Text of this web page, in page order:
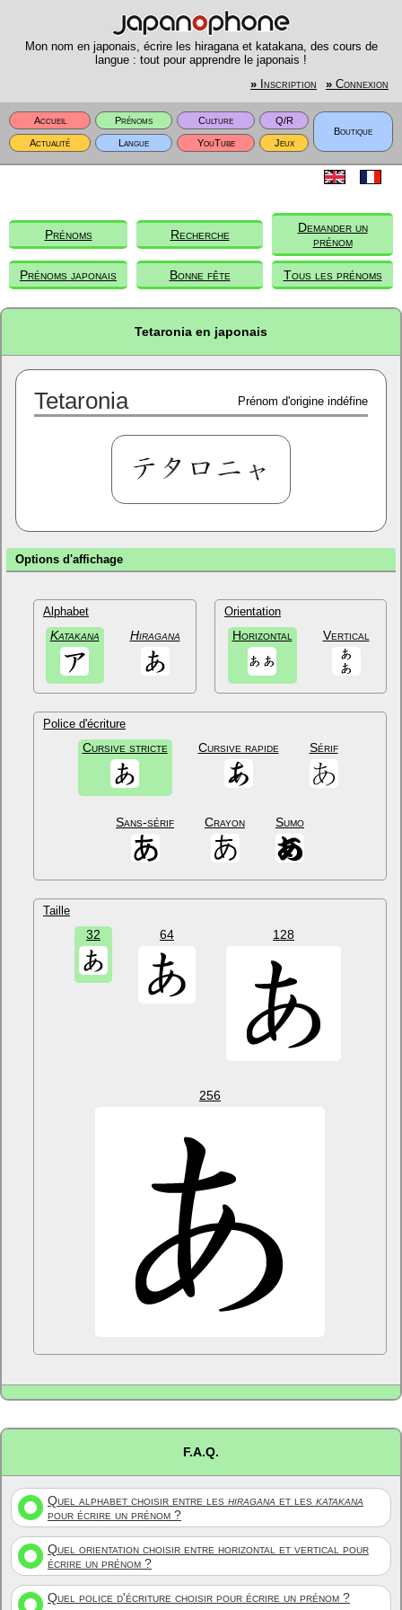
Mon nom en japonais, écrire les hiragana et katakana, des cours de
langue : tout pour apprendre le japonais !
» Inscription » Connexion
Accueil Prénoms Culture
Q/R
Boutique
Actualité
Langue YouTube Jeux
Prénoms Recherche
Demander un
prénom
Prénoms japonais Bonne fête Tous les prénoms
Tetaronia en japonais
Tetaronia Prénom d'origine indéfine
Options d'affichage
Alphabet
Katakana Hiragana
Orientation
Horizontal Vertical
Police d'écriture
Cursive stricte Cursive rapide Sérif
Sans-sérif Crayon Sumo
Taille
32 64 128
256
F.A.Q.
Quel alphabet choisir entre les hiragana et les katakana
pour écrire un prénom ?
Quel orientation choisir entre horizontal et vertical pour
écrire un prénom ?
Quel police d'écriture choisir pour écrire un prénom ?